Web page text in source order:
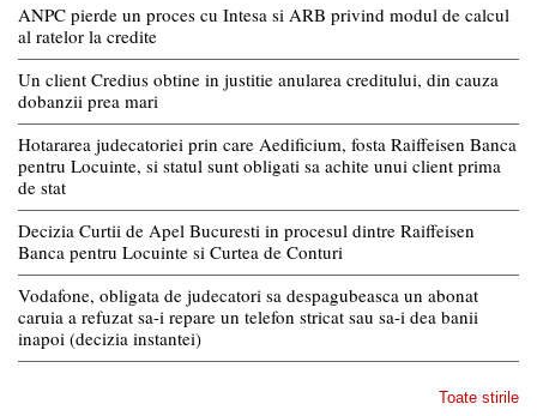
ANPC pierde un proces cu Intesa si ARB privind modul de calcul
al ratelor la credite
Un client Credius obtine in justitie anularea creditului, din cauza
dobanzii prea mari
Hotararea judecatoriei prin care Aedificium, fosta Raiffeisen Banca
pentru Locuinte, si statul sunt obligati sa achite unui client prima
de stat
Decizia Curtii de Apel Bucuresti in procesul dintre Raiffeisen
Banca pentru Locuinte si Curtea de Conturi
Vodafone, obligata de judecatori sa despagubeasca un abonat
caruia a refuzat sa-i repare un telefon stricat sau sa-i dea banii
inapoi (decizia instantei)
Toate stirile